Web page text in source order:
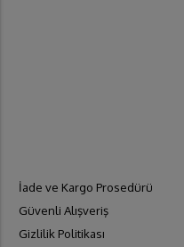
İade ve Kargo Prosedürü
Güvenli Alışveriş
Gizlilik Politikası